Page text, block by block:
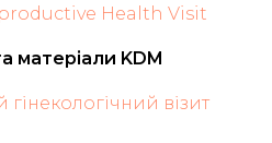
Health Visit
матеріали KDM
візит